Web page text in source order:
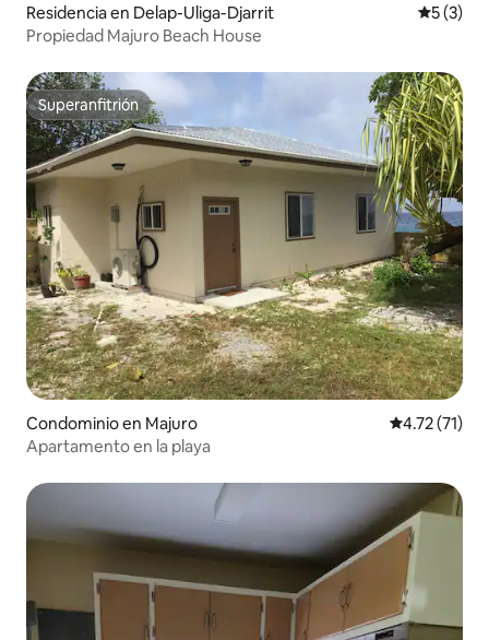
Residencia en Delap-Uliga-Djarrit
5 (3)
Propiedad Majuro Beach House
Superanfitrión
Superanfitrión
Condominio en Majuro Calificación
4.72 (71)
Apartamento en la playa